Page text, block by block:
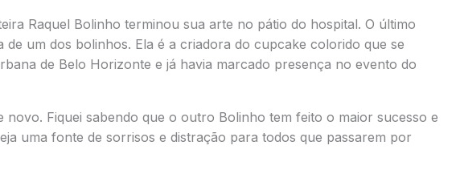
Raquel Bolinho terminou sua arte no pátio do hospital. O último
de um dos bolinhos. Ela é a criadora do cupcake colorido que se
de Belo Horizonte e já havia marcado presença no evento do
novo. Fiquei sabendo que o outro Bolinho tem feito o maior sucesso e
uma fonte de sorrisos e distração para todos que passarem por